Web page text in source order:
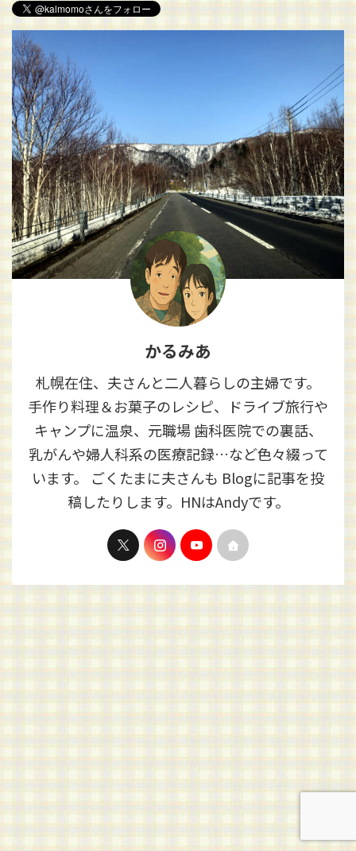
かるみあ
札幌在住、夫さんと二人暮らしの主婦です。
手作り料理＆お菓子のレシピ、ドライブ旅行や
キャンプに温泉、元職場 歯科医院での裏話、
乳がんや婦人科系の医療記録…など色々綴って
います。 ごくたまに夫さんも Blogに記事を投
稿したりします。HNはAndyです。